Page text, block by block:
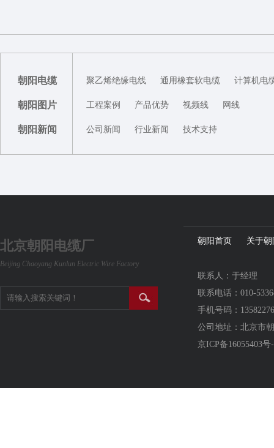
朝阳电缆 聚乙烯绝缘电线 通用橡套软电缆 计算机电
朝阳图片 工程案例 产品优势 视频线 网线
朝阳新闻 公司新闻 行业新闻 技术支持
北京朝阳电缆厂
Beijing Chaoyang Kunlun Electric Wire Factory
朝阳首页 关于朝
联系人：于经理
联系电话：010-
手机号码：
公司地址：北京市
京ICP备16055403号